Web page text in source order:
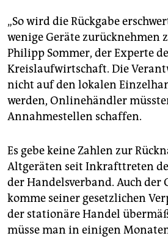
„So wird die Rückgabe
wenige Geräte zurücknehmen
Philipp Sommer, der Experte
Kreislaufwirtschaft. Die
nicht auf den lokalen
werden, Onlinehändler
Annahmestellen schaffen.
Es gebe keine Zahlen zur
Altgeräten seit Inkrafttreten
der Handelsverband. Auch der
komme seiner gesetzlichen
der stationäre Handel
müsse man in einigen